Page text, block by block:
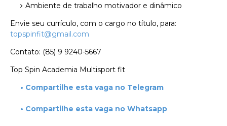
Ambiente de trabalho motivador e dinâmico
Envie seu currículo, com o cargo no título, para:
topspinfit@gmail.com
Contato: (85) 9 9240-5667
Top Spin Academia Multisport fit
• Compartilhe esta vaga no Telegram
• Compartilhe esta vaga no Whatsapp